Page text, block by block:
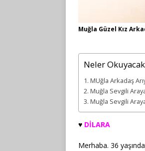
Muğla Güzel Kız
Neler
MUğla Arkadaş
Muğla Sevgili
Muğla Sevgili
♥️ DİLARA
Merhaba. 36